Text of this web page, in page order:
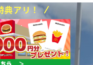
典アリ！